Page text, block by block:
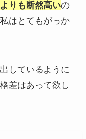
りも断然高いの
はとてもがっか
しているように
差はあって欲し